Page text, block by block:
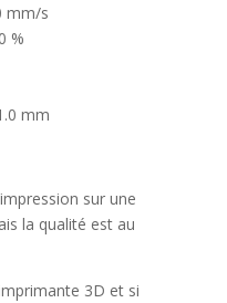
mm/s
%
mm
sur une
la qualité est au
3D et si